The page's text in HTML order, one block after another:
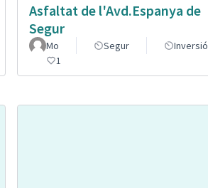
Asfaltat de l'Avd.Espanya de
Segur
Mo Segur Inversió
1